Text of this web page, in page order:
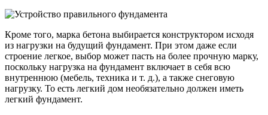
Кроме того, марка бетона выбирается конструктором исходя
из нагрузки на будущий фундамент. При этом даже если
строение легкое, выбор может пасть на более прочную марку,
поскольку нагрузка на фундамент включает в себя всю
внутреннюю (мебель, техника и т. д.), а также снеговую
нагрузку. То есть легкий дом необязательно должен иметь
легкий фундамент.